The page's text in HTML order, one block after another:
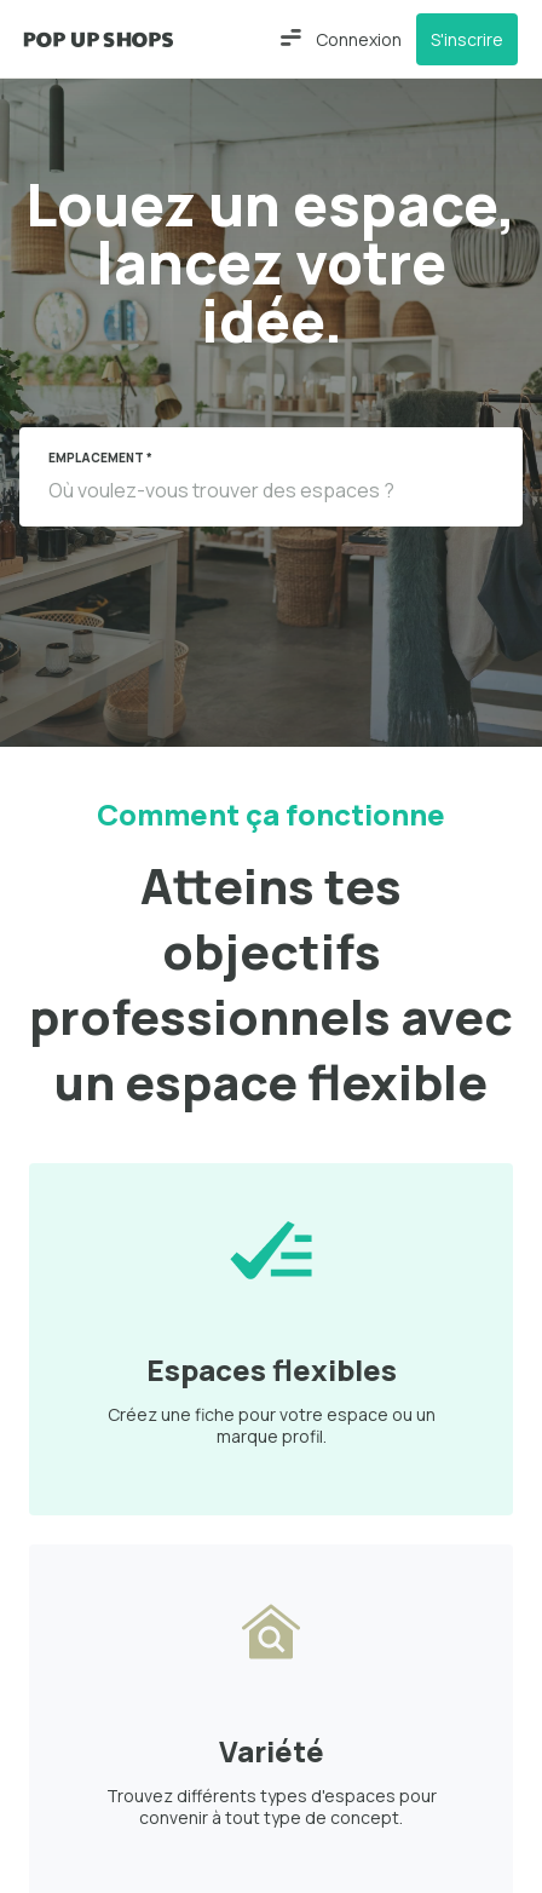
Connexion S'inscrire
Louez un espace,
lancez votre
idée.
EMPLACEMENT *
Comment ça fonctionne
Atteins tes
objectifs
professionnels avec
un espace flexible
Espaces flexibles
Créez une fiche pour votre espace ou un
marque profil.
Variété
Trouvez différents types d'espaces pour
convenir à tout type de concept.